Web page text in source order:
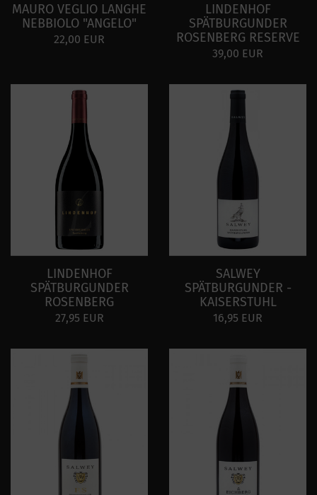
MAURO VEGLIO LANGHE
NEBBIOLO "ANGELO"
22,00 EUR
LINDENHOF
SPÄTBURGUNDER
ROSENBERG RESERVE
39,00 EUR
LINDENHOF
SPÄTBURGUNDER
ROSENBERG
27,95 EUR
SALWEY
SPÄTBURGUNDER -
KAISERSTUHL
16,95 EUR